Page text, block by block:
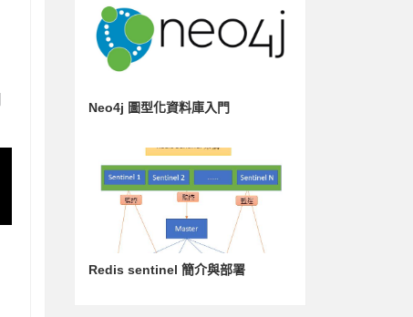
Neo4j 圖型化資料庫入門
Redis sentinel 簡介與部署